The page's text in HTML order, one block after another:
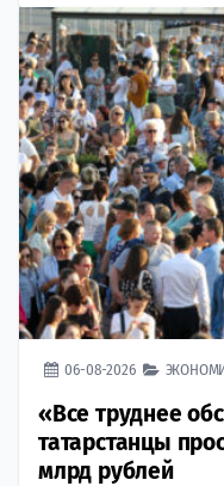
06-08-2026
«Все труднее
татарстанцы
млрд рублей